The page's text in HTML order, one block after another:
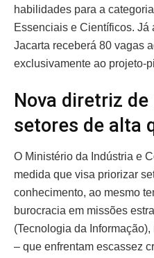
habilidades para a
Essenciais e Científicos. Já
Jacarta receberá 80 vagas
exclusivamente ao projeto-
Nova diretriz
setores de alta
O Ministério da Indústria e
medida que visa priorizar
conhecimento, ao mesmo
burocracia em missões
(Tecnologia da
– que enfrentam escassez